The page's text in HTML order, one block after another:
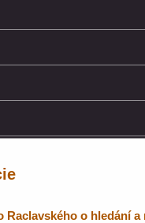
o hledání a